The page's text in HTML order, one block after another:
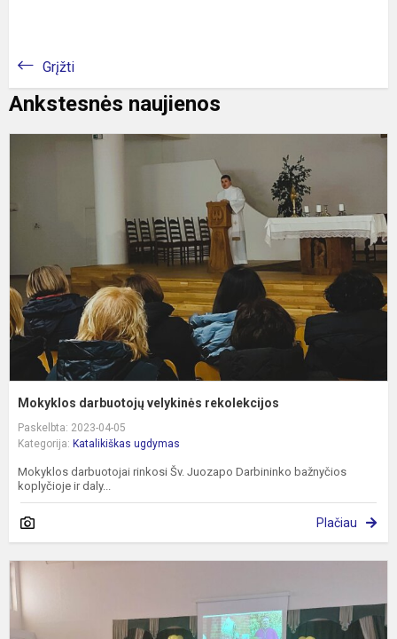
Grįžti
Ankstesnės naujienos
Mokyklos darbuotojų velykinės rekolekcijos
Paskelbta: 2023-04-05
Kategorija: Katalikiškas ugdymas
Mokyklos darbuotojai rinkosi Šv. Juozapo Darbininko bažnyčios
koplyčioje ir daly...
Plačiau